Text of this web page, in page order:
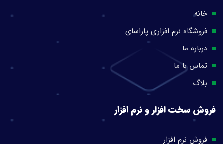
خانه
فروشگاه نرم افزاری پاراسای
درباره ما
تماس با ما
بلاگ
فروش سخت افزار و نرم افزار
فروش نرم افزار